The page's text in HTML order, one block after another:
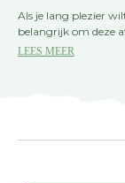
Als je lang plezier
belangrijk om deze
zwembadstofzuigers
LEES MEER